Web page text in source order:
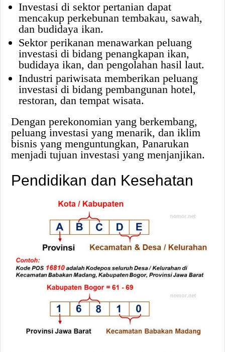
Investasi di sektor pertanian dapat
mencakup perkebunan tembakau, sawah,
dan budidaya ikan.
Sektor perikanan menawarkan peluang
investasi di bidang penangkapan ikan,
budidaya ikan, dan pengolahan hasil laut.
Industri pariwisata memberikan peluang
investasi di bidang pembangunan hotel,
restoran, dan tempat wisata.
Dengan perekonomian yang berkembang,
peluang investasi yang menarik, dan iklim
bisnis yang menguntungkan, Panarukan
menjadi tujuan investasi yang menjanjikan.
Pendidikan dan Kesehatan